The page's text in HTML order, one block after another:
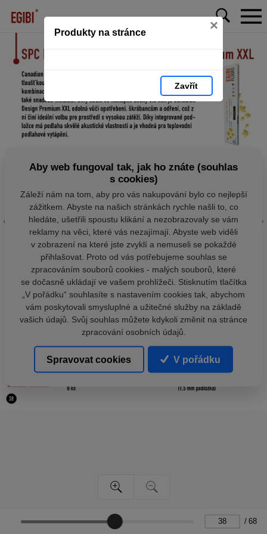
Produkty na stránce ×
Zavřít
/ 68
Aby web fungoval tak, jak ho znáte (souhlas
s cookies)
Záleží nám na tom, aby pro vás nakupování bylo co nejlepší
zážitkem. Abyste na našich stránkách rychle našli to, co
hledáte, ušetřili spoustu klikání a nezobrazovaly se vám
reklamy na věci, které vás nezajímají. Abyste web viděli
v zobrazení na které jste zvyklí a nemuseli se pokaždé
přihlašovat. Proto od vás potřebujeme souhlas se
zpracováním souborů cookies - malých souborů, které
se dočasně ukládají ve vašem prohlížeči. Stisknutím tlačítka
„V pořádku“ souhlasíte s nastavením cookies tak, abychom
vám poskytovali smysluplné a užitečné služby na základě
vašich údajů. Svůj souhlas můžete kdykoli změnit na stránce
zpracování osobních údajů.
Spravovat cookies V pořádku